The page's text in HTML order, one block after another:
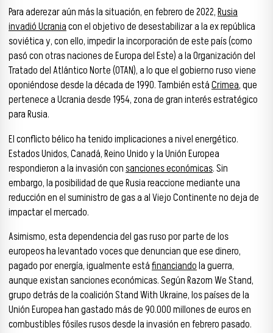
Para aderezar aún más la situación, en febrero de 2022,Rusia
invadió Ucraniacon el objetivo de desestabilizar a la ex república
soviética y, con ello, impedir la incorporación de este país (como
pasó con otras naciones de Europa del Este) a la Organización del
Tratado del Atlántico Norte (OTAN), a lo que el gobierno ruso viene
oponiéndose desde la década de 1990. También estáCrimea, que
pertenece a Ucrania desde 1954, zona de gran interés estratégico
para Rusia.
El conflicto bélico ha tenido implicaciones a nivel energético.
Estados Unidos, Canadá, Reino Unido y la Unión Europea
respondieron a la invasión consanciones económicas. Sin
embargo, la posibilidad de que Rusia reaccione mediante una
reducción en el suministro de gas a al Viejo Continente no deja de
impactar el mercado.
Asimismo, esta dependencia del gas ruso por parte de los
europeos ha levantado voces que denuncian que ese dinero,
pagado por energía, igualmente estáfinanciandola guerra,
aunque existan sanciones económicas. Según Razom We Stand,
grupo detrás de la coalición Stand With Ukraine, los países de la
Unión Europea han gastado más de 90.000 millones de euros en
combustibles fósiles rusos desde la invasión en febrero pasado.